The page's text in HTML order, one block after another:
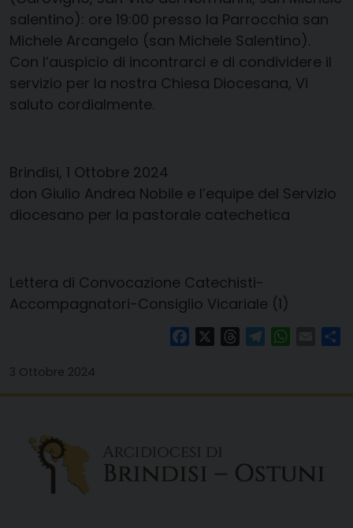
salentino): ore 19:00 presso la Parrocchia san
Michele Arcangelo (san Michele Salentino).
Con l’auspicio di incontrarci e di condividere il
servizio per la nostra Chiesa Diocesana, Vi
saluto cordialmente.
Brindisi, 1 Ottobre 2024
don Giulio Andrea Nobile e l’equipe del Servizio
diocesano per la pastorale catechetica
Lettera di Convocazione Catechisti-
Accompagnatori-Consiglio Vicariale (1)
FacebookThreadsTelegram Email
3 Ottobre 2024